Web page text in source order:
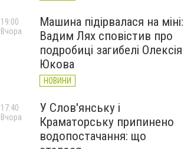
Машина підірвалася на міні:
Вадим Лях сповістив про
подробиці загибелі Олексія
Юкова
НОВИНИ
19:00
Вчора
У Слов'янську і
Краматорську припинено
водопостачання: що
17:40
Вчора